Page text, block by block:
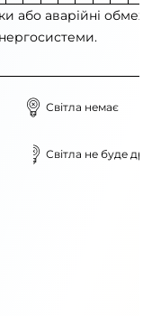
або аварійні
Світла немає
Світла не буде